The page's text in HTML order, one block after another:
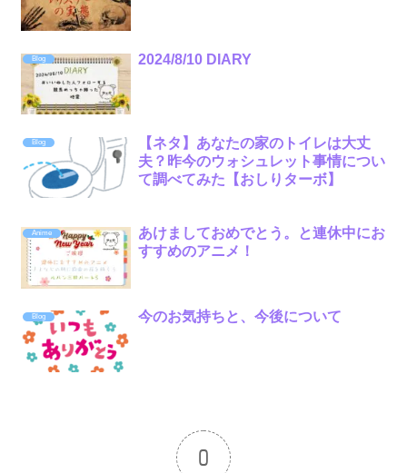
Blog 2024/8/10 DIARY
Blog
【ネタ】あなたの家のトイレは大丈
夫？昨今のウォシュレット事情につい
て調べてみた【おしりターボ】
Anime
あけましておめでとう。と連休中にお
すすめのアニメ！
Blog 今のお気持ちと、今後について
0